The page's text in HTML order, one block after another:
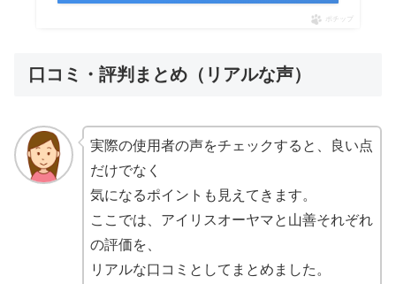
ポチップ
口コミ・評判まとめ（リアルな声）
実際の使用者の声をチェックすると、良い点
だけでなく
気になるポイントも見えてきます。
ここでは、アイリスオーヤマと山善それぞれ
の評価を、
リアルな口コミとしてまとめました。